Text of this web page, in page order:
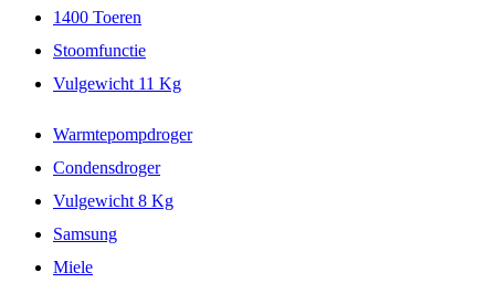
1400 Toeren
Stoomfunctie
Vulgewicht 11 Kg
Warmtepompdroger
Condensdroger
Vulgewicht 8 Kg
Samsung
Miele